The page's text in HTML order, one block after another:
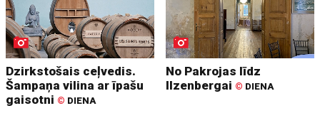
Dzirkstošais ceļvedis.
Šampaņa vilina ar īpašu
gaisotni © DIENA
No Pakrojas līdz
Ilzenbergai © DIENA